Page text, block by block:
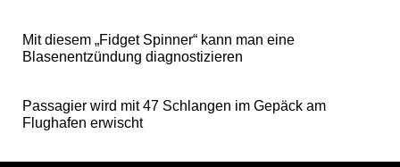
Mit diesem „Fidget Spinner“ kann man eine
Blasenentzündung diagnostizieren
Passagier wird mit 47 Schlangen im Gepäck am
Flughafen erwischt